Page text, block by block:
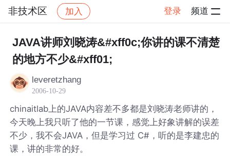
非技术区 加入 登录 频道
社区 非技术区 帖子详情
JAVA讲师刘晓涛&#xff0c;你讲的课不清楚
的地方不少&#xff01;
leveretzhang
2006-10-29
chinaitlab上的JAVA内容差不多都是刘晓涛老师讲的，
今天晚上我只听了他的一节课，感觉上好象讲解的误差
不少，我不会JAVA，但是学习过 C#，听的是李建忠的
课，讲的非常的好。